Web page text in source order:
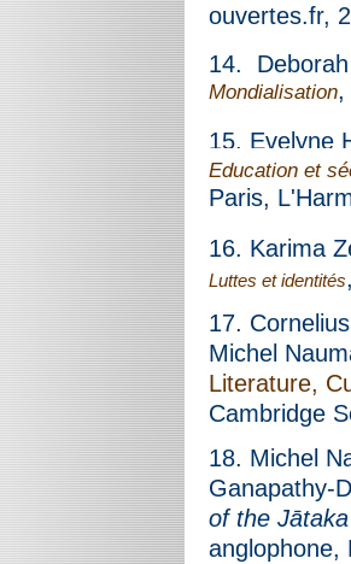
ouvertes.fr,
14.
Mondialisation,
15. Evelyne
Education et
Paris, L'H
16. Karima
Luttes et identités
17.
Michel
Literature,
Cambridge
18. Michel
Ganapathy-
of the
anglophone,